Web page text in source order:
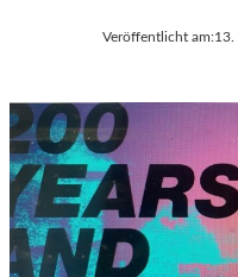
Veröffentlicht am:13.